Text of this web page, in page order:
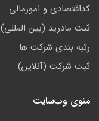
کداقتصادی و امورمالی
ثبت مادرید (بین المللی)
رتبه بندی شرکت ها
ثبت شرکت (آنلاین)
منوی وب‌سایت